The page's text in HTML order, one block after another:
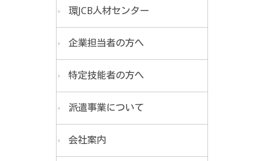
環JCB人材センター
企業担当者の方へ
特定技能者の方へ
派遣事業について
会社案内